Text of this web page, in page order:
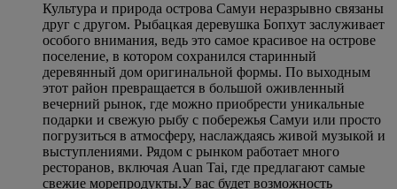
Культура и природа острова Самуи неразрывно связаны
друг с другом. Рыбацкая деревушка Бопхут заслуживает
особого внимания, ведь это самое красивое на острове
поселение, в котором сохранился старинный
деревянный дом оригинальной формы. По выходным
этот район превращается в большой оживленный
вечерний рынок, где можно приобрести уникальные
подарки и свежую рыбу с побережья Самуи или просто
погрузиться в атмосферу, наслаждаясь живой музыкой и
выступлениями. Рядом с рынком работает много
ресторанов, включая Auan Tai, где предлагают самые
свежие морепродукты.У вас будет возможность